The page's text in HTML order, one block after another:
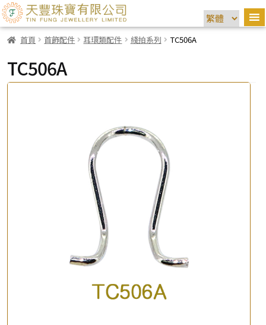
首頁 首飾配件 耳環類配件 綫拍系列 TC506A
TC506A